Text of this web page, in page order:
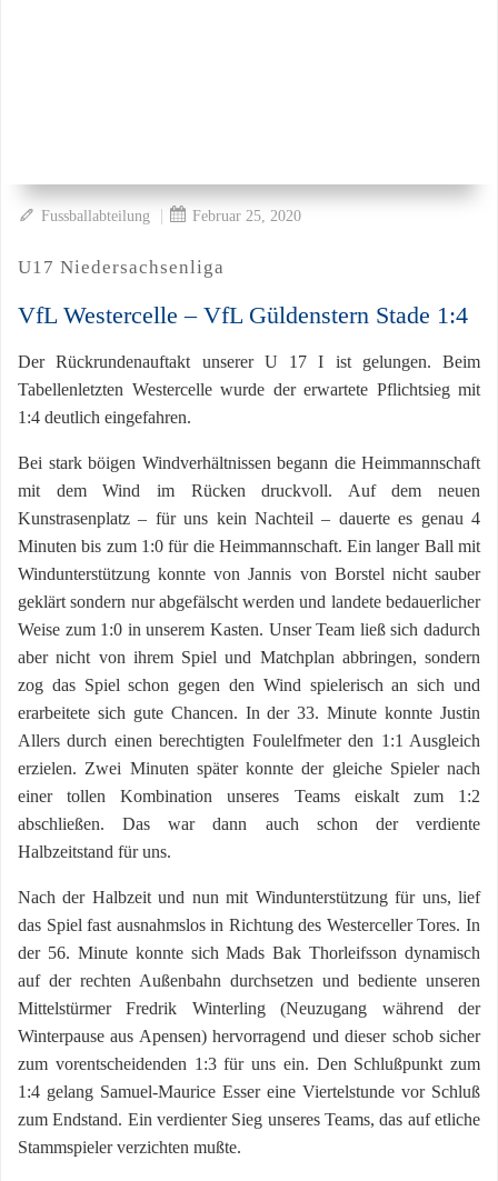
Fussballabteilung | Februar 25, 2020
U17 Niedersachsenliga
VfL Westercelle – VfL Güldenstern Stade 1:4
Der Rückrundenauftakt unserer U 17 I ist gelungen. Beim
Tabellenletzten Westercelle wurde der erwartete Pflichtsieg mit
1:4 deutlich eingefahren.
Bei stark böigen Windverhältnissen begann die Heimmannschaft
mit dem Wind im Rücken druckvoll. Auf dem neuen
Kunstrasenplatz – für uns kein Nachteil – dauerte es genau 4
Minuten bis zum 1:0 für die Heimmannschaft. Ein langer Ball mit
Windunterstützung konnte von Jannis von Borstel nicht sauber
geklärt sondern nur abgefälscht werden und landete bedauerlicher
Weise zum 1:0 in unserem Kasten. Unser Team ließ sich dadurch
aber nicht von ihrem Spiel und Matchplan abbringen, sondern
zog das Spiel schon gegen den Wind spielerisch an sich und
erarbeitete sich gute Chancen. In der 33. Minute konnte Justin
Allers durch einen berechtigten Foulelfmeter den 1:1 Ausgleich
erzielen. Zwei Minuten später konnte der gleiche Spieler nach
einer tollen Kombination unseres Teams eiskalt zum 1:2
abschließen. Das war dann auch schon der verdiente
Halbzeitstand für uns.
Nach der Halbzeit und nun mit Windunterstützung für uns, lief
das Spiel fast ausnahmslos in Richtung des Westerceller Tores. In
der 56. Minute konnte sich Mads Bak Thorleifsson dynamisch
auf der rechten Außenbahn durchsetzen und bediente unseren
Mittelstürmer Fredrik Winterling (Neuzugang während der
Winterpause aus Apensen) hervorragend und dieser schob sicher
zum vorentscheidenden 1:3 für uns ein. Den Schlußpunkt zum
1:4 gelang Samuel-Maurice Esser eine Viertelstunde vor Schluß
zum Endstand. Ein verdienter Sieg unseres Teams, das auf etliche
Stammspieler verzichten mußte.